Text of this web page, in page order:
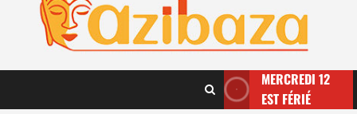
MERCREDI 12
EST FÉRIÉ